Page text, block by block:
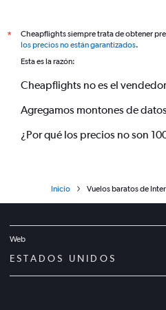
*
Cheapflights siempre trata de obtener
los precios no están garantizados.
Esta es la razón:
Cheapflights no es el
Agregamos montones de
¿Por qué los precios no son
Inicio Vuelos baratos de
Web
ESTADOS UNIDOS